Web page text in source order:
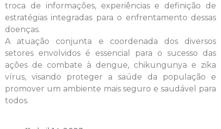
troca de informações, experiências e definição de
estratégias integradas para o enfrentamento dessas
doenças.
A atuação conjunta e coordenada dos diversos
setores envolvidos é essencial para o sucesso das
ações de combate à dengue, chikungunya e zika
vírus, visando proteger a saúde da população e
promover um ambiente mais seguro e saudável para
todos.